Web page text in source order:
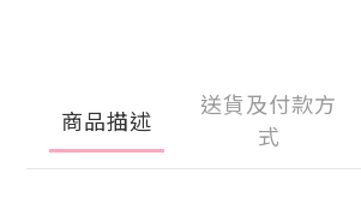
商品描述
送貨及付款方
式